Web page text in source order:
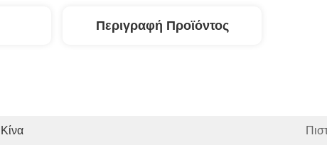
Περιγραφή Προϊόντος
Κίνα